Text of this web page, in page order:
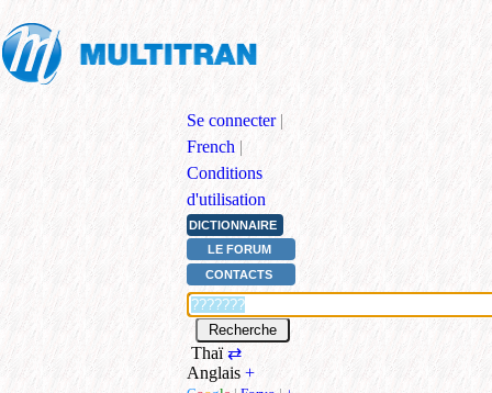
Se connecter |
French |
Conditions
d'utilisation
DICTIONNAIRE
LE FORUM
CONTACTS
Thaï⇄
Anglais +